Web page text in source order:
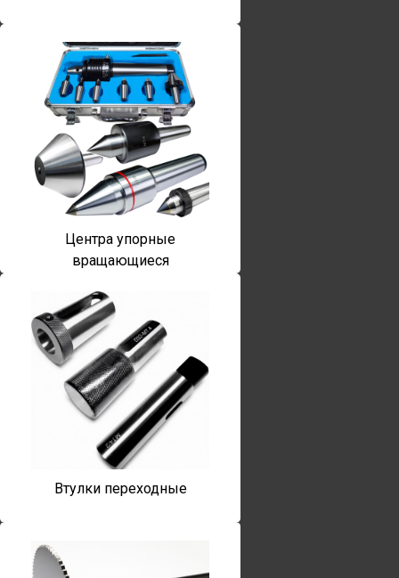
Центра упорные
вращающиеся
Втулки переходные